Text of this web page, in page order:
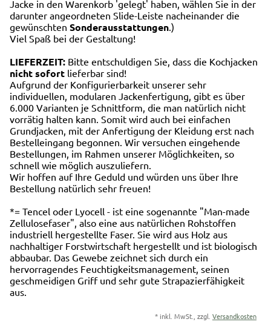
Jacke in den Warenkorb 'gelegt' haben, wählen Sie in der
darunter angeordneten Slide-Leiste nacheinander die
gewünschten Sonderausstattungen.)
Viel Spaß bei der Gestaltung!
LIEFERZEIT: Bitte entschuldigen Sie, dass die Kochjacken
nicht sofort lieferbar sind!
Aufgrund der Konfigurierbarkeit unserer sehr
individuellen, modularen Jackenfertigung, gibt es über
6.000 Varianten je Schnittform, die man natürlich nicht
vorrätig halten kann. Somit wird auch bei einfachen
Grundjacken, mit der Anfertigung der Kleidung erst nach
Bestelleingang begonnen. Wir versuchen eingehende
Bestellungen, im Rahmen unserer Möglichkeiten, so
schnell wie möglich auszuliefern.
Wir hoffen auf Ihre Geduld und würden uns über Ihre
Bestellung natürlich sehr freuen!
*= Tencel oder Lyocell - ist eine sogenannte "Man-made
Zellulosefaser", also eine aus natürlichen Rohstoffen
industriell hergestellte Faser. Sie wird aus Holz aus
nachhaltiger Forstwirtschaft hergestellt und ist biologisch
abbaubar. Das Gewebe zeichnet sich durch ein
hervorragendes Feuchtigkeitsmanagement, seinen
geschmeidigen Griff und sehr gute Strapazierfähigkeit
aus.
* inkl. MwSt., zzgl. Versandkosten